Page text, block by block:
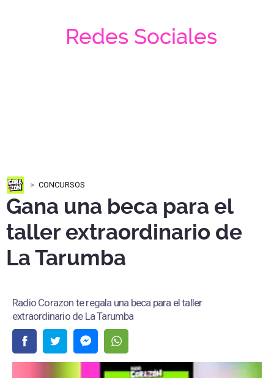
Redes Sociales
CONCURSOS
Gana una beca para el
taller extraordinario de
La Tarumba
Radio Corazon te regala una beca para el taller
extraordinario de La Tarumba